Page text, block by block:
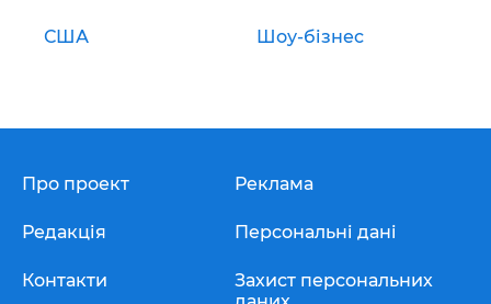
США Шоу-бізнес
Про проект
Редакція
Контакти
Реклама
Персональні дані
Захист персональних